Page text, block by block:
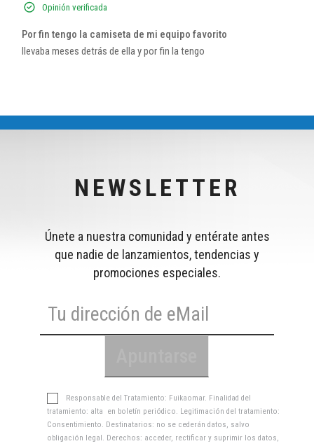
Opinión verificada
Por fin tengo la camiseta de mi equipo favorito
llevaba meses detrás de ella y por fin la tengo
NEWSLETTER
Únete a nuestra comunidad y entérate antes
que nadie de lanzamientos, tendencias y
promociones especiales.
Responsable del Tratamiento: Fuikaomar. Finalidad del
tratamiento: alta en boletín periódico. Legitimación del tratamiento:
Consentimiento. Destinatarios: no se cederán datos, salvo
obligación legal. Derechos: acceder, rectificar y suprimir los datos,